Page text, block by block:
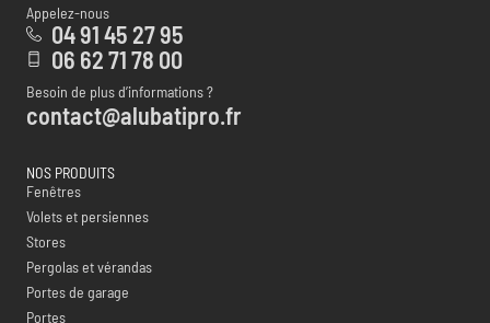
Appelez-nous
04 91 45 27 95
06 62 71 78 00
Besoin de plus d’informations ?
contact@alubatipro.fr
NOS PRODUITS
Fenêtres
Volets et persiennes
Stores
Pergolas et vérandas
Portes de garage
Portes